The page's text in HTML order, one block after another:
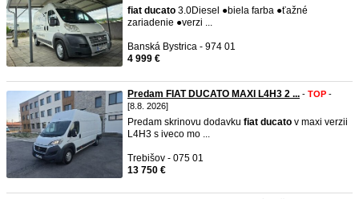
fiat ducato 3.0Diesel ●biela farba ●ťažné
zariadenie ●verzi ...
Banská Bystrica - 974 01
4 999 €
Predam FIAT DUCATO MAXI L4H3 2 ... - TOP -
[8.8. 2026]
Predam skrinovu dodavku fiat ducato v maxi verzii
L4H3 s iveco mo ...
Trebišov - 075 01
13 750 €